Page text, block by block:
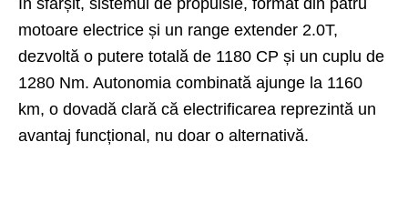
motoare electrice și un range extender 2.0T,
dezvoltă o putere totală de 1180 CP și un cuplu de
1280 Nm. Autonomia combinată ajunge la 1160
km, o dovadă clară că electrificarea reprezintă un
avantaj funcțional, nu doar o alternativă.